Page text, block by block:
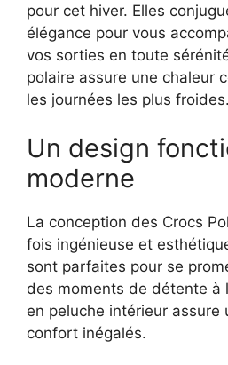
pour cet hiver. Elles
élégance pour vous
vos sorties en toute
polaire assure une chaleur
les journées les plus froides.
Un design
moderne
La conception des Crocs
fois ingénieuse et
sont parfaites pour se
des moments de détente à
en peluche intérieur assure
confort inégalés.